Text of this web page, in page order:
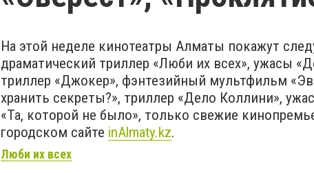
На этой неделе кинотеатры Алматы покажут
драматический триллер «Люби их всех», ужасы
триллер «Джокер», фэнтезийный мультфильм
хранить секреты?», триллер «Дело Коллини»,
«Та, которой не было», только свежие
городском сайте inAlmaty.kz.
Люби их всех